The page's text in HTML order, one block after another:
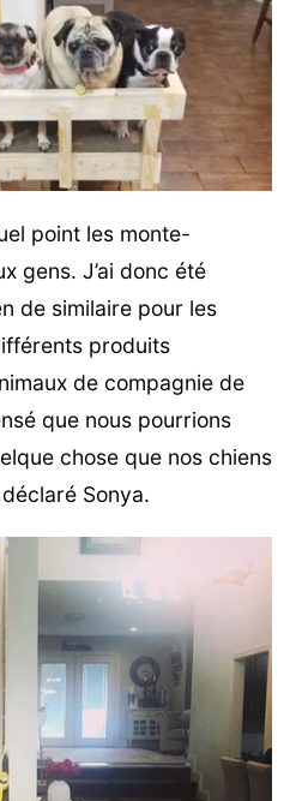
point les monte-
gens. J’ai donc été
de similaire pour les
produits
de compagnie de
que nous pourrions
chose que nos chiens
Sonya.